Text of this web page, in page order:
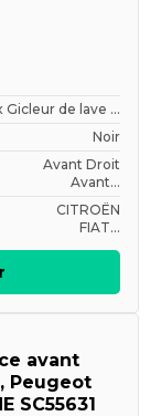
Gicleur de lave ...
Noir
Avant Droit
Avant...
CITROËN
FIAT...
avant
Peugeot
SC55631